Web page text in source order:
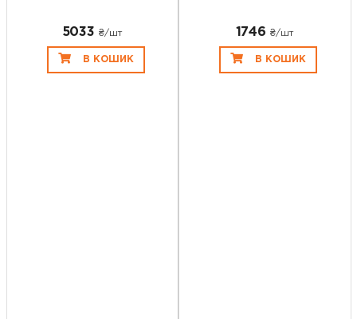
5033 ₴/шт
В КОШИК
1746 ₴/шт
В КОШИК